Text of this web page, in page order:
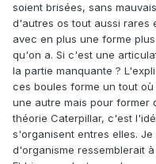
soient brisées, sans
d'autres os tout aussi rares
avec en plus une forme
qu'on a. Si c'est une
la partie manquante ?
ces boules forme un tout
une autre mais pour former
théorie Caterpillar, c'est
s'organisent entres elles.
d'organisme ressemblerait